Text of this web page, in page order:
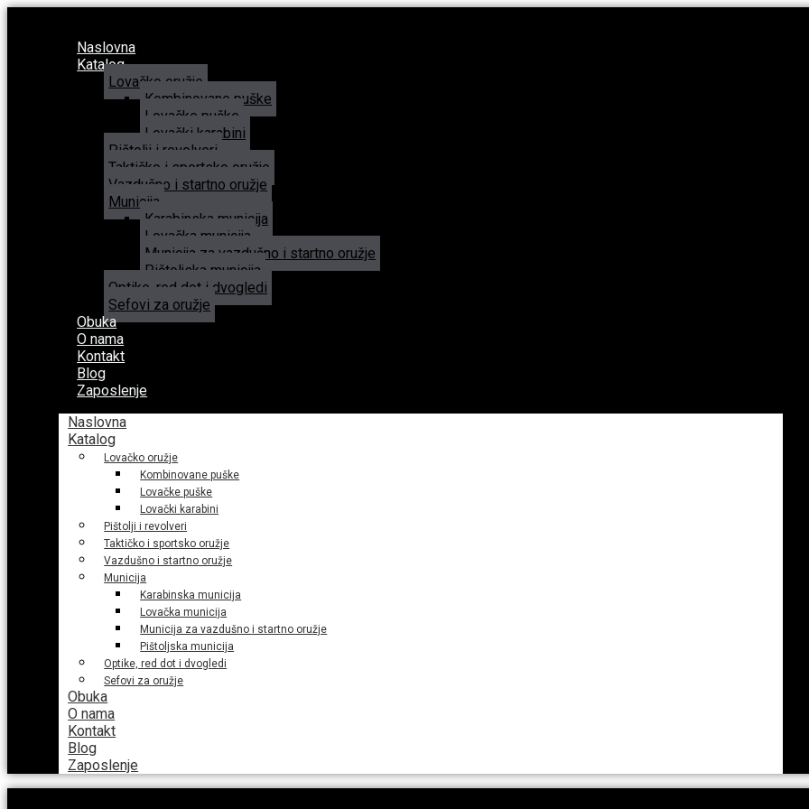
Naslovna
Katalog
Lovačko oružje
Kombinovane puške
Lovačke puške
Lovački karabini
Pištolji i revolveri
Taktičko i sportsko oružje
Vazdušno i startno oružje
Municija
Karabinska municija
Lovačka municija
Municija za vazdušno i startno oružje
Pištoljska municija
Optike, red dot i dvogledi
Sefovi za oružje
Obuka
O nama
Kontakt
Blog
Zaposlenje
Naslovna
Katalog
Lovačko oružje
Kombinovane puške
Lovačke puške
Lovački karabini
Pištolji i revolveri
Taktičko i sportsko oružje
Vazdušno i startno oružje
Municija
Karabinska municija
Lovačka municija
Municija za vazdušno i startno oružje
Pištoljska municija
Optike, red dot i dvogledi
Sefovi za oružje
Obuka
O nama
Kontakt
Blog
Zaposlenje